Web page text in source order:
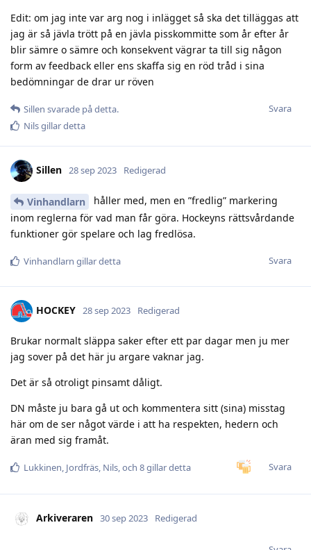
Edit: om jag inte var arg nog i inlägget så ska det tilläggas att
jag är så jävla trött på en jävla pisskommitte som år efter år
blir sämre o sämre och konsekvent vägrar ta till sig någon
form av feedback eller ens skaffa sig en röd tråd i sina
bedömningar de drar ur röven
Svara
Sillen svarade på detta.
Nilsgillar detta
Sillen 28 sep 2023 Redigerad
Vinhandlarn
håller med, men en ”fredlig” markering
inom reglerna för vad man får göra. Hockeyns rättsvårdande
funktioner gör spelare och lag fredlösa.
Svara
Vinhandlarn gillar detta
HOCKEY 28 sep 2023 Redigerad
Brukar normalt släppa saker efter ett par dagar men ju mer
jag sover på det här ju argare vaknar jag.
Det är så otroligt pinsamt dåligt.
DN måste ju bara gå ut och kommentera sitt (sina) misstag
här om de ser något värde i att ha respekten, hedern och
äran med sig framåt.
Svara
Lukkinen, Jordfräs, Nils, och 8gillar detta
Arkiveraren 30 sep 2023 Redigerad